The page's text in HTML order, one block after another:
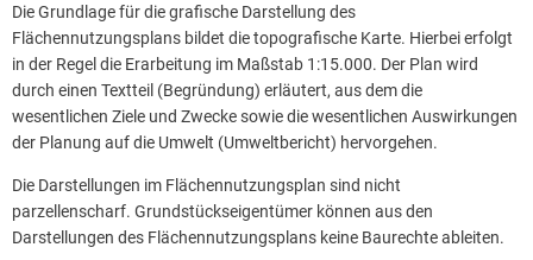
Die Grundlage für die grafische Darstellung des
Flächennutzungsplans bildet die topografische Karte. Hierbei erfolgt
in der Regel die Erarbeitung im Maßstab 1:15.000. Der Plan wird
durch einen Textteil (Begründung) erläutert, aus dem die
wesentlichen Ziele und Zwecke sowie die wesentlichen Auswirkungen
der Planung auf die Umwelt (Umweltbericht) hervorgehen.
Die Darstellungen im Flächennutzungsplan sind nicht
parzellenscharf. Grundstückseigentümer können aus den
Darstellungen des Flächennutzungsplans keine Baurechte ableiten.